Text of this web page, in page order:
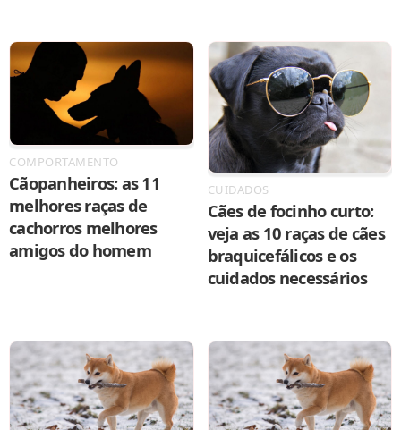
COMPORTAMENTO
Cãopanheiros: as 11
melhores raças de
cachorros melhores
amigos do homem
CUIDADOS
Cães de focinho curto:
veja as 10 raças de cães
braquicefálicos e os
cuidados necessários